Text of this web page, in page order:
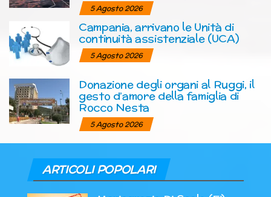
5 Agosto 2026
Campania, arrivano le Unità di
continuità assistenziale (UCA)
5 Agosto 2026
Donazione degli organi al Ruggi, il
gesto d’amore della famiglia di
Rocco Nesta
5 Agosto 2026
ARTICOLI POPOLARI